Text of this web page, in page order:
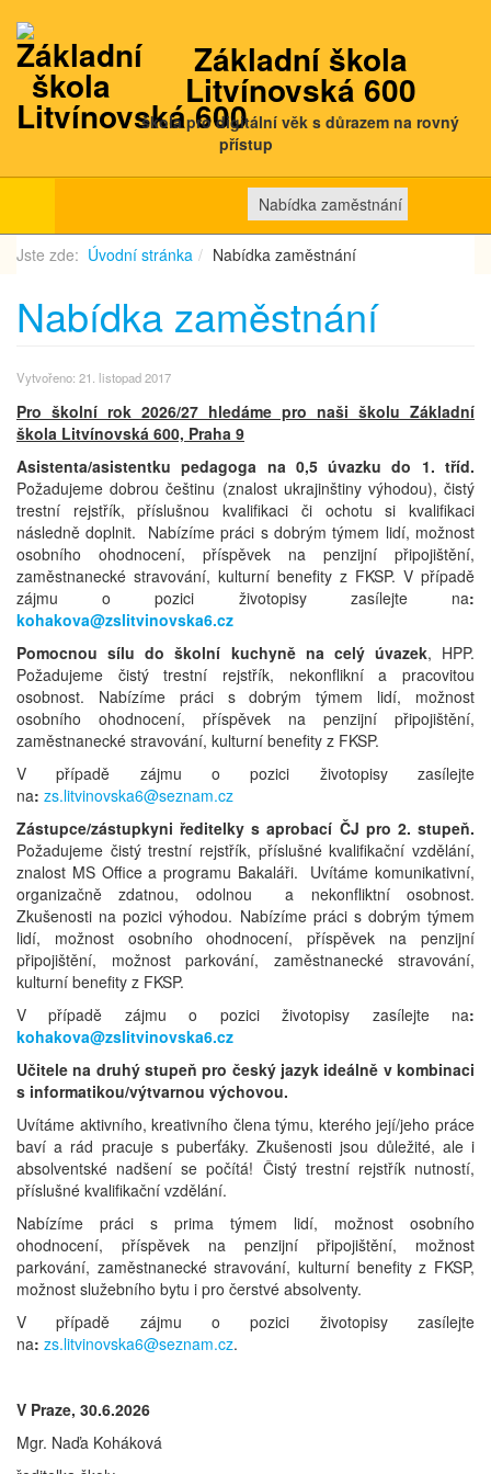
Základní škola
Litvínovská 600
škola pro digitální věk s důrazem na rovný
přístup
Nabídka zaměstnání
Jste zde: Úvodní stránka Nabídka zaměstnání
Nabídka zaměstnání
Vytvořeno: 21. listopad 2017
Pro školní rok 2026/27 hledáme pro naši školu Základní
škola Litvínovská 600, Praha 9
Asistenta/asistentku pedagoga na 0,5 úvazku do 1. tříd.
Požadujeme dobrou češtinu (znalost ukrajinštiny výhodou), čistý
trestní rejstřík, příslušnou kvalifikaci či ochotu si kvalifikaci
následně doplnit. Nabízíme práci s dobrým týmem lidí, možnost
osobního ohodnocení, příspěvek na penzijní připojištění,
zaměstnanecké stravování, kulturní benefity z FKSP. V případě
zájmu o pozici životopisy zasílejte na:
kohakova@zslitvinovska6.cz
Pomocnou sílu do školní kuchyně na celý úvazek, HPP.
Požadujeme čistý trestní rejstřík, nekonflikní a pracovitou
osobnost. Nabízíme práci s dobrým týmem lidí, možnost
osobního ohodnocení, příspěvek na penzijní připojištění,
zaměstnanecké stravování, kulturní benefity z FKSP.
V případě zájmu o pozici životopisy zasílejte
na: zs.litvinovska6@seznam.cz
Zástupce/zástupkyni ředitelky s aprobací ČJ pro 2. stupeň.
Požadujeme čistý trestní rejstřík, příslušné kvalifikační vzdělání,
znalost MS Office a programu Bakaláři. Uvítáme komunikativní,
organizačně zdatnou, odolnou a nekonfliktní osobnost.
Zkušenosti na pozici výhodou. Nabízíme práci s dobrým týmem
lidí, možnost osobního ohodnocení, příspěvek na penzijní
připojištění, možnost parkování, zaměstnanecké stravování,
kulturní benefity z FKSP.
V případě zájmu o pozici životopisy zasílejte na:
kohakova@zslitvinovska6.cz
Učitele na druhý stupeň pro český jazyk ideálně v kombinaci
s informatikou/výtvarnou výchovou.
Uvítáme aktivního, kreativního člena týmu, kterého její/jeho práce
baví a rád pracuje s puberťáky. Zkušenosti jsou důležité, ale i
absolventské nadšení se počítá! Čistý trestní rejstřík nutností,
příslušné kvalifikační vzdělání.
Nabízíme práci s prima týmem lidí, možnost osobního
ohodnocení, příspěvek na penzijní připojištění, možnost
parkování, zaměstnanecké stravování, kulturní benefity z FKSP,
možnost služebního bytu i pro čerstvé absolventy.
V případě zájmu o pozici životopisy zasílejte
na: zs.litvinovska6@seznam.cz.
V Praze, 30.6.2026
Mgr. Naďa Koháková